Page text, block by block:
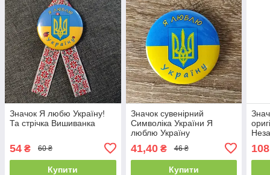
Значок Я любю Україну!
Та стрічка Вишиванка
54 ₴ 60 ₴
Купити
Значок сувенірний
Символіка України Я
люблю Україну
41,40₴ 46 ₴
Купити